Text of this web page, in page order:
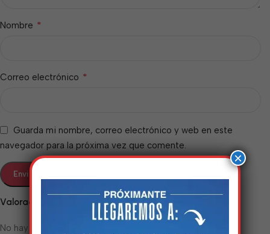
Valoraciones
No hay valoraciones aún.
Nombre *
Correo electrónico *
Guarda mi nombre, correo electrónico y web en este
navegador para la próxima vez que comente.
×